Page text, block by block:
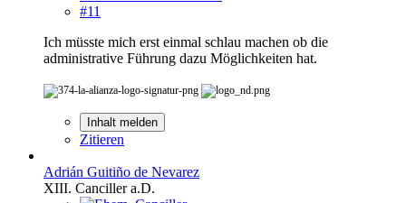
#11
Ich müsste mich erst einmal schlau machen ob die
administrative Führung dazu Möglichkeiten hat.
Inhalt melden
Zitieren
Adrián Guitiño de Nevarez
XIII. Canciller a.D.